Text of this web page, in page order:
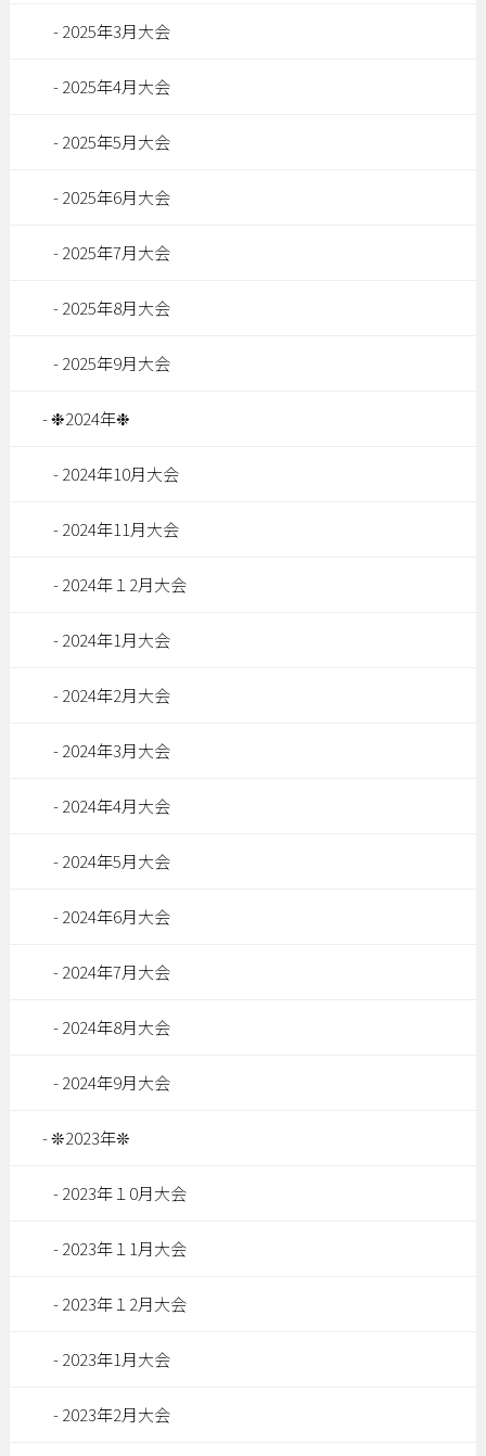
2025年3月大会
2025年4月大会
2025年5月大会
2025年6月大会
2025年7月大会
2025年8月大会
2025年9月大会
❉2024年❉
2024年10月大会
2024年11月大会
2024年１2月大会
2024年1月大会
2024年2月大会
2024年3月大会
2024年4月大会
2024年5月大会
2024年6月大会
2024年7月大会
2024年8月大会
2024年9月大会
❊2023年❊
2023年１0月大会
2023年１1月大会
2023年１2月大会
2023年1月大会
2023年2月大会